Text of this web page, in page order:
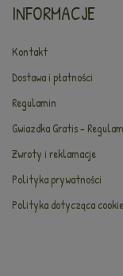
INFORMACJE
Kontakt
Dostawa i płatności
Regulamin
Gwiazdka Gratis -
Zwroty i reklamacje
Polityka prywatności
Polityka dotycząca